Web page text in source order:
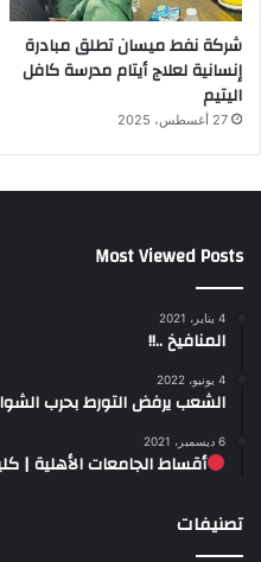
شركة نفط ميسان تطلق مبادرة
إنسانية لعلاج أيتام مدرسة كافل
اليتيم
27 أغسطس، 2025
Most Viewed Posts
4 يناير، 2021
المنافيخ ..!!
4 يونيو، 2022
الشعب يرفض التورط بحرب
6 ديسمبر، 2021
أقساط الجامعات الأهلية |
تصنيفات